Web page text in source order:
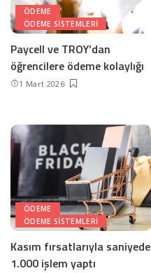
ÖDEME
ÖDEME SISTEMLERI
Paycell ve TROY’dan
öğrencilere ödeme kolaylığı
1 Mart 2026
ÖDEME
ÖDEME SISTEMLERI
Kasım fırsatlarıyla saniyede
1.000 işlem yaptı